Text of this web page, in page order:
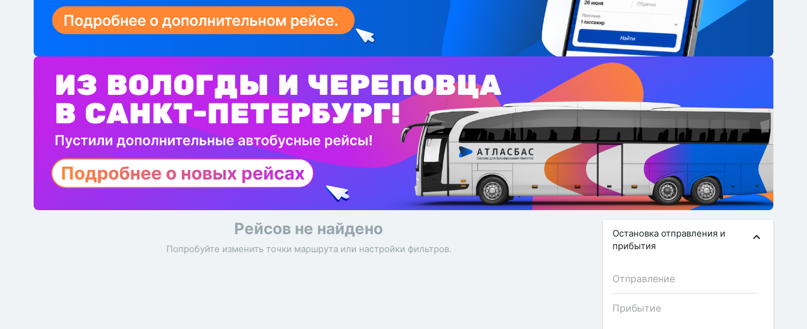
Рейсов не найдено
Попробуйте изменить точки маршрута или настройки фильтров.
Остановка отправления и
прибытия